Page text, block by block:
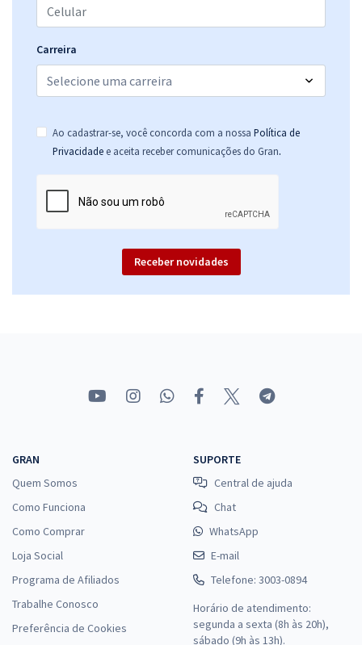
Carreira
Ao cadastrar-se, você concorda com a nossa Política de
Privacidade e aceita receber comunicações do Gran.
Receber novidades
GRAN
Quem Somos
Como Funciona
Como Comprar
Loja Social
Programa de Afiliados
Trabalhe Conosco
Preferência de Cookies
SUPORTE
Central de ajuda
Chat
WhatsApp
E-mail
Telefone: 3003-0894
Horário de atendimento:
segunda a sexta (8h às 20h),
sábado (9h às 13h).